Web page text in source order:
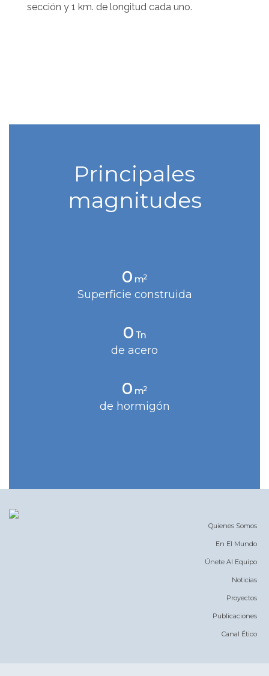
sección y 1 km. de longitud cada uno.
Principales
magnitudes
0 m2
Superficie construida
0 Tn
de acero
0 m2
de hormigón
Quienes Somos
En El Mundo
Únete Al Equipo
Noticias
Proyectos
Publicaciones
Canal Ético